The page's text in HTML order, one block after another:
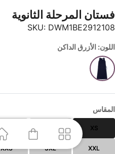
فستان المرحلة الثانوية
SKU: DWM1BE2912108
اللون: الأزرق الداكن
المقاس
XS
M
XXL
3XL
XXS